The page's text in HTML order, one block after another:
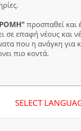
προσπαθεί και
σε επαφή νέους και
που η ανάγκη για
πιο κοντά.
SELECT